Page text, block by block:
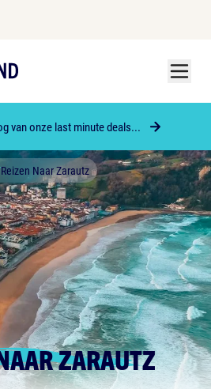
Menu
van onze last minute deals...
Reizen Naar Zarautz
ZARAUTZ